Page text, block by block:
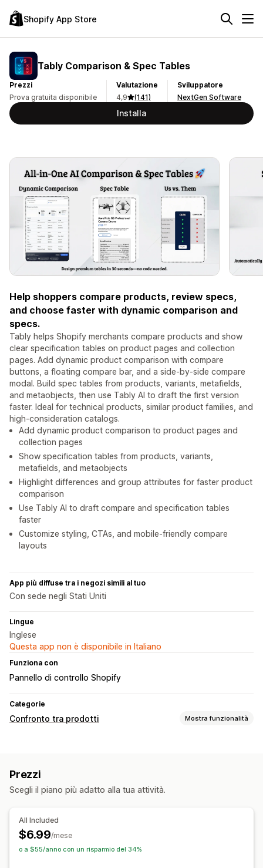
Shopify App Store
Tably Comparison & Spec Tables
Prezzi
Prova gratuita disponibile
Valutazione
4,9
(141)
Sviluppatore
NextGen Software
Installa
Help shoppers compare products, review specs,
and choose faster with dynamic comparison and
specs.
Tably helps Shopify merchants compare products and show
clear specification tables on product pages and collection
pages. Add dynamic product comparison with compare
buttons, a floating compare bar, and a side-by-side compare
modal. Build spec tables from products, variants, metafields,
and metaobjects, then use Tably AI to draft the first version
faster. Ideal for technical products, similar product families, and
high-consideration catalogs.
Add dynamic product comparison to product pages and
collection pages
Show specification tables from products, variants,
metafields, and metaobjects
Highlight differences and group attributes for faster product
comparison
Use Tably AI to draft compare and specification tables
faster
Customize styling, CTAs, and mobile-friendly compare
layouts
App più diffuse tra i negozi simili al tuo
Con sede negli Stati Uniti
Lingue
Inglese
Questa app non è disponibile in Italiano
Funziona con
Pannello di controllo Shopify
Categorie
Confronto tra prodotti Mostra funzionalità
Varianti
Evidenzia differenze Mostra e nascondi
Editor drag-and-drop
Testo personalizzato
Prezzi
Scegli il piano più adatto alla tua attività.
All Included
$6.99/mese
o a $55/anno con un risparmio del 34%